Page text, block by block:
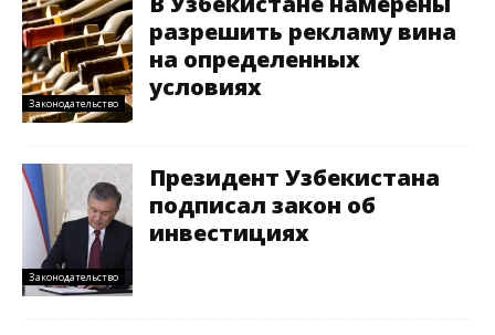
Законодательство
разрешить рекламу вина
на определенных
условиях
Законодательство
Президент Узбекистана
подписал закон об
инвестициях